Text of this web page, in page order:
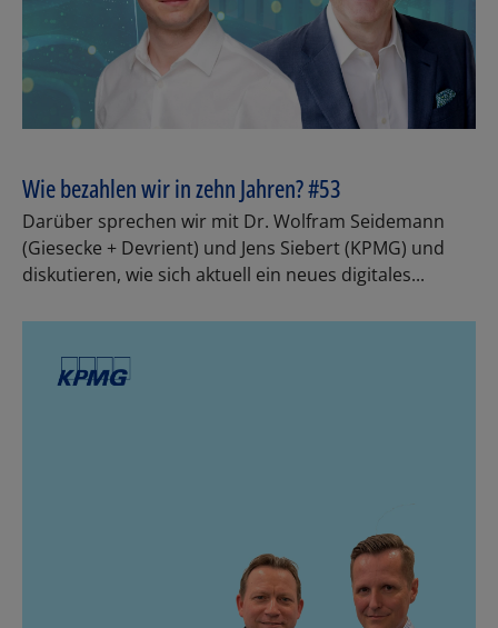
Wie bezahlen wir in zehn Jahren? #53
Darüber sprechen wir mit Dr. Wolfram Seidemann
(Giesecke + Devrient) und Jens Siebert (KPMG) und
diskutieren, wie sich aktuell ein neues digitales...